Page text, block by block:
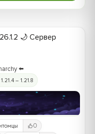
🌙 Сервер
⬅️
– 1.21.8
0